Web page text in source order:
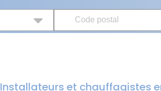
Installateurs et chauffagistes